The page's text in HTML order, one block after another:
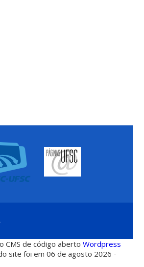
CMS de código abertoWordpress
site foi em 06 de agosto 2026 -